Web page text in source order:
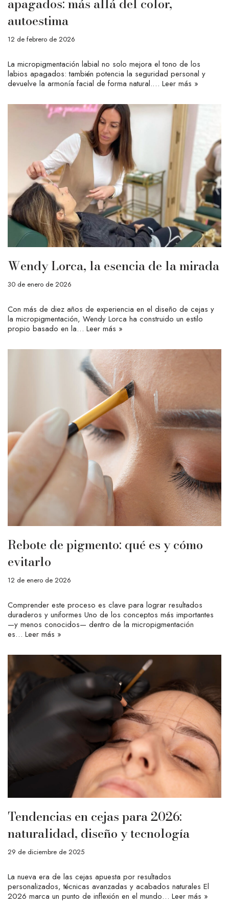
apagados: más allá del color,
autoestima
12 de febrero de 2026
La micropigmentación labial no solo mejora el tono de los
labios apagados: también potencia la seguridad personal y
devuelve la armonía facial de forma natural.… Leer más »
Wendy Lorca, la esencia de la mirada
30 de enero de 2026
Con más de diez años de experiencia en el diseño de cejas y
la micropigmentación, Wendy Lorca ha construido un estilo
propio basado en la… Leer más »
Rebote de pigmento: qué es y cómo
evitarlo
12 de enero de 2026
Comprender este proceso es clave para lograr resultados
duraderos y uniformes Uno de los conceptos más importantes
—y menos conocidos— dentro de la micropigmentación
es… Leer más »
Tendencias en cejas para 2026:
naturalidad, diseño y tecnología
29 de diciembre de 2025
La nueva era de las cejas apuesta por resultados
personalizados, técnicas avanzadas y acabados naturales El
2026 marca un punto de inflexión en el mundo… Leer más »